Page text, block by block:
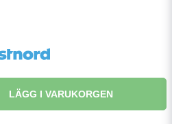
LÄGG I VARUKORGEN